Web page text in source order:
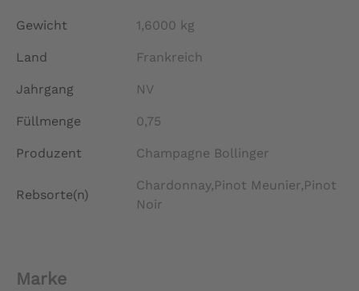
Gewicht 1,6000 kg
Land Frankreich
Jahrgang NV
Füllmenge 0,75
Produzent Champagne Bollinger
Rebsorte(n)
Chardonnay,Pinot Meunier,Pinot
Noir
Marke